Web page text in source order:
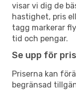
visar vi dig de
hastighet, pris
tagg markerar
tid och pengar.
Se upp för
Priserna kan
begränsad